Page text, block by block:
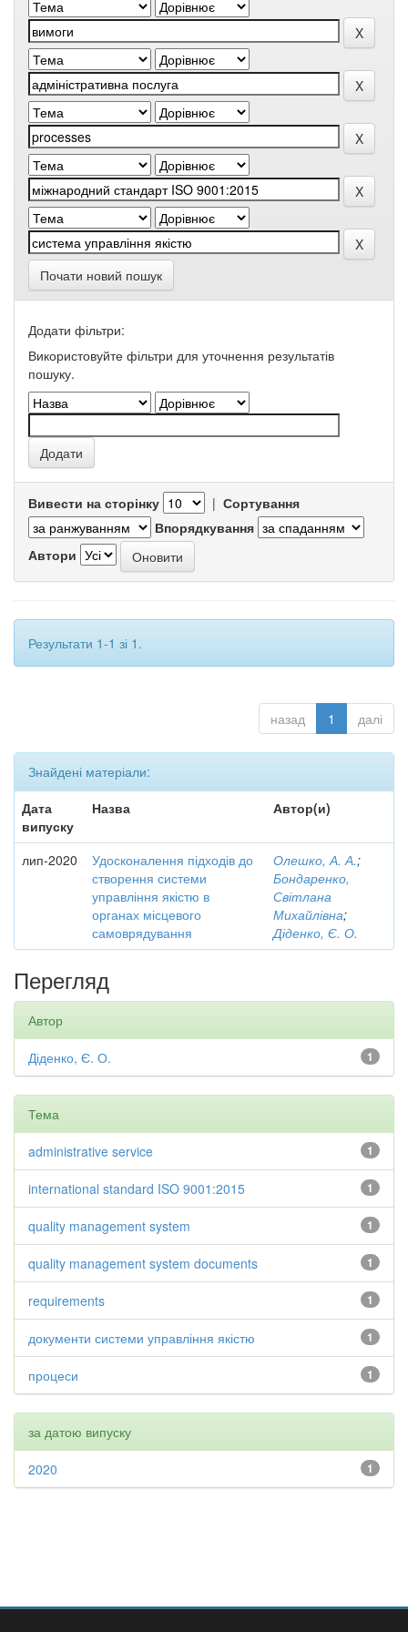
Почати новий пошук
Додати фільтри:
Використовуйте фільтри для уточнення результатів
пошуку.
Вивести на сторінку | Сортування
Впорядкування
Автори
Результати 1-1 зі 1.
назад 1 далі
Знайдені матеріали:
Дата
випуску
Назва Автор(и)
лип-2020
Удосконалення підходів до
створення системи
управління якістю в
органах місцевого
самоврядування
Олешко, А. А.;
Бондаренко,
Світлана
Михайлівна;
Діденко, Є. О.
Перегляд
Автор
1
Діденко, Є. О.
Тема
1
administrative service
1
international standard ISO 9001:2015
1
quality management system
1
quality management system documents
1
requirements
1
документи системи управління якістю
1
процеси
за датою випуску
1
2020